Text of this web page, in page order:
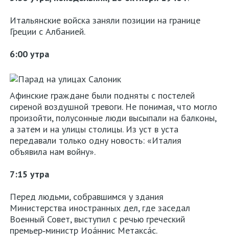
Родос
Кос
Корфу
Аренда
авто
в
Греции
Карта
сайта
О
нас
Контакты
Итальянские войска заняли позиции на границе
Греции с Албанией.
6:00 утра
Афинские граждане были подняты с постелей
сиреной воздушной тревоги. Не понимая, что могло
произойти, полусонные люди высыпали на балконы,
а затем и на улицы столицы. Из уст в уста
передавали только одну новость: «Италия
объявила нам войну».
7:15 утра
Перед людьми, собравшимся у здания
Министерства иностранных дел, где заседал
Военный Совет, выступил с речью греческий
премьер‑министр Иоа́ннис Метакса́с.